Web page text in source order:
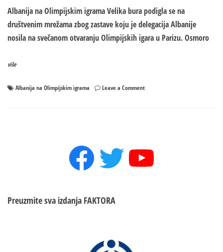
Albanija na Olimpijskim igrama Velika bura podigla se na
društvenim mrežama zbog zastave koju je delegacija Albanije
nosila na svečanom otvaranju Olimpijskih igara u Parizu. Osmoro
više
Albanija na Olimpijskim igrama Leave a Commenton
OLIMPIJSKIH
IGARA!
Facebook
TwitterYouTube
Preuzmite sva izdanja FAKTORA